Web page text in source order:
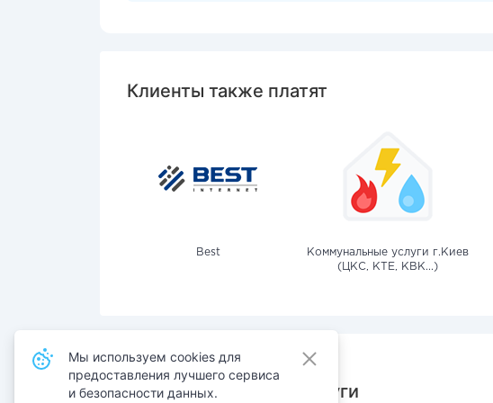
Клиенты также платят
Best
Коммунальные услуги г.Киев
(ЦКС, КТЕ, КВК...)
Также оплачивают услуги
Мы используем cookies для
предоставления лучшего сервиса
и безопасности данных.